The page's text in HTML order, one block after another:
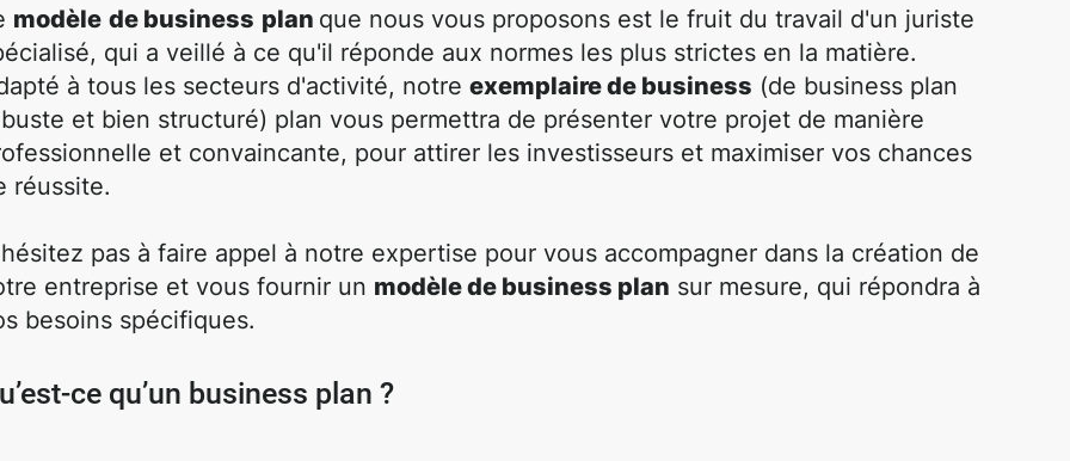
modèle de business plan que nous vous proposons est le fruit du travail d'un juriste
qui a veillé à ce qu'il réponde aux normes les plus strictes en la matière.
à tous les secteurs d'activité, notreexemplaire de business (de business plan
et bien structuré) plan vous permettra de présenter votre projet de manière
et convaincante, pour attirer les investisseurs et maximiser vos chances
réussite.
pas à faire appel à notre expertise pour vous accompagner dans la création de
entreprise et vous fournir un modèle de business plan sur mesure, qui répondra à
besoins spécifiques.
ce qu’un business plan ?